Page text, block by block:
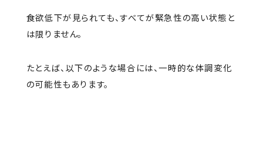
食欲低下が見られても、すべてが緊急性の高い状態と
は限りません。
たとえば、以下のような場合には、一時的な体調変化
の可能性もあります。